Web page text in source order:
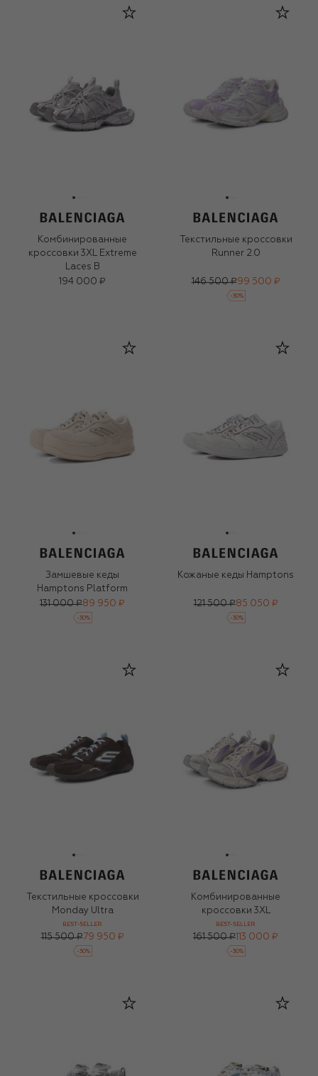
Комбинированные
кроссовки 3XL Extreme
Laces B
194 000 ₽
Текстильные кроссовки
Runner 2.0
146 500 ₽99 500 ₽
-30%
Замшевые кеды
Hamptons Platform
131 000 ₽89 950 ₽
-30%
Кожаные кеды Hamptons
121 500 ₽85 050 ₽
-30%
Текстильные кроссовки
Monday Ultra
BEST-SELLER
115 500 ₽79 950 ₽
-30%
Комбинированные
кроссовки 3XL
BEST-SELLER
161 500 ₽ 113 000 ₽
-30%